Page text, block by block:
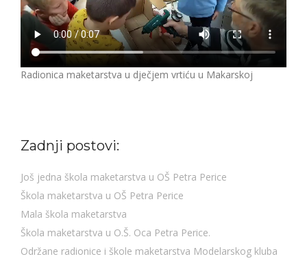
Radionica maketarstva u dječjem vrtiću u Makarskoj
Zadnji postovi:
Još jedna škola maketarstva u OŠ Petra Perice
Škola maketarstva u OŠ Petra Perice
Mala škola maketarstva
Škola maketarstva u O.Š. Oca Petra Perice.
Održane radionice i škole maketarstva Modelarskog kluba